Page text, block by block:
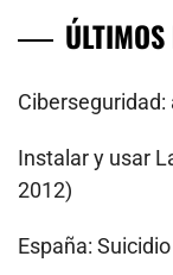
Instalar y usar
2012)
España: